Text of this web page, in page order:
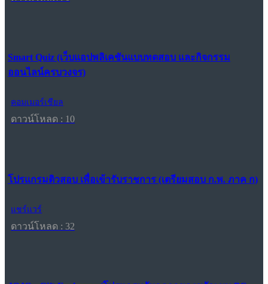
Smart Quiz (เว็บแอปพลิเคชันแบบทดสอบ และกิจกรรม
ออนไลน์ครบวงจร)
คอมเมอร์เชียล
ดาวน์โหลด : 10
โปรแกรมติวสอบ เพื่อเข้ารับราชการ (เตรียมสอบ ก.พ. ภาค ก)
แชร์แวร์
ดาวน์โหลด : 32